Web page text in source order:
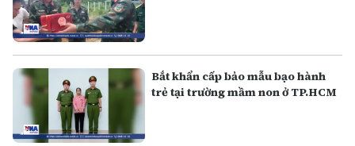
Bắt khẩn cấp bảo mẫu bạo hành
trẻ tại trường mầm non ở TP.HCM